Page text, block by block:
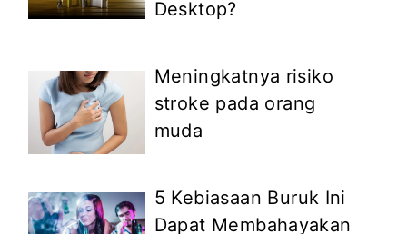
Desktop?
Meningkatnya risiko
stroke pada orang
muda
5 Kebiasaan Buruk Ini
Dapat Membahayakan